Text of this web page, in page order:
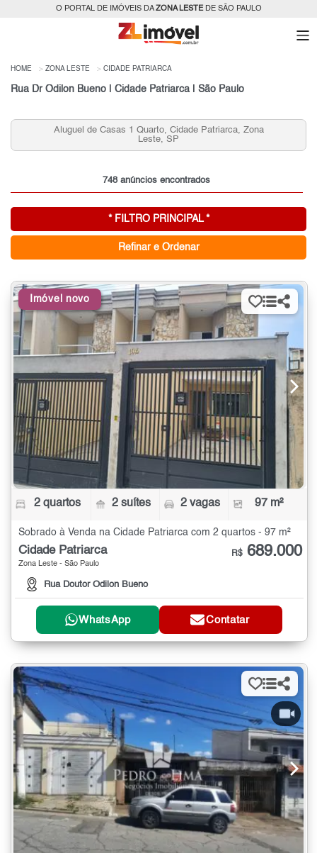
O PORTAL DE IMÓVEIS DAZONA LESTEDE SÃO PAULO
HOME ZONA LESTE CIDADE PATRIARCA
Rua Dr Odilon Bueno | Cidade Patriarca | São Paulo
Aluguel de Casas 1 Quarto, Cidade Patriarca, Zona
Leste, SP
748 anúncios encontrados
* FILTRO PRINCIPAL *
Refinar e Ordenar
Imóvel novo
2 quartos 2 suítes 2 vagas 97 m²
Sobrado à Venda na Cidade Patriarca com 2 quartos - 97 m²
Cidade Patriarca
Zona Leste - São Paulo
Rua Doutor Odilon Bueno
R$ 689.000
WhatsApp Contatar